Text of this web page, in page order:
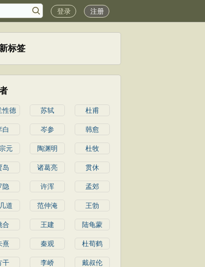
登录 注册
标签
性德 苏轼 杜甫
白 岑参 韩愈
元 陶渊明 杜牧
岛 诸葛亮 贯休
隐 许浑 孟郊
道 范仲淹 王勃
合 王建 陆龟蒙
熹 秦观 杜荀鹤
干 李峤 戴叔伦